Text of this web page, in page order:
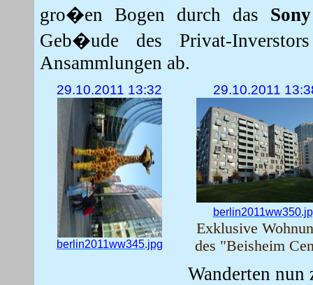
gro�en Bogen durch das
Geb�ude des Privat-
Ansammlungen ab.
29.10.2011 13:32
berlin2011ww345.jpg
29.10.2011
Exklusive
des "Beisheim
Wanderten